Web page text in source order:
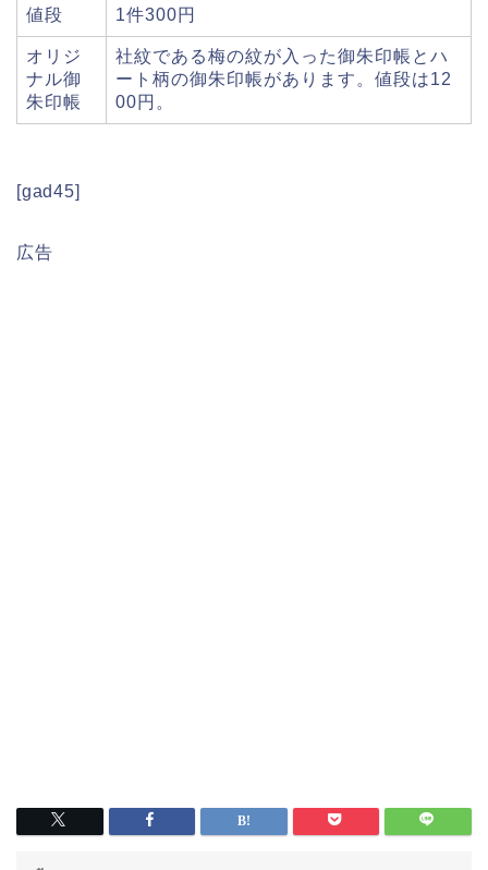
値段 1件300円
オリジ
ナル御
朱印帳
社紋である梅の紋が入った御朱印帳とハ
ート柄の御朱印帳があります。値段は12
00円。
[gad45]
広告